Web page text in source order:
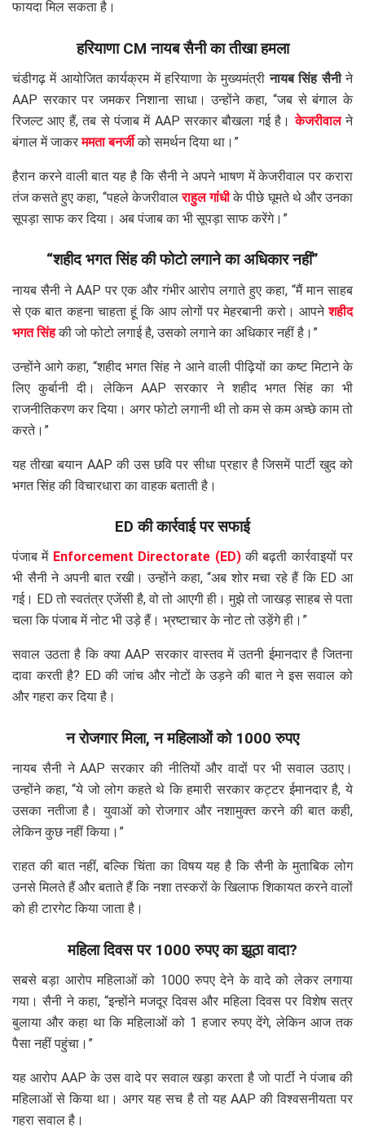
फायदा मिल सकता है।
हरियाणा CM नायब सैनी का तीखा हमला
चंडीगढ़ में आयोजित कार्यक्रम में हरियाणा के मुख्यमंत्रीनायब सिंह सैनीने
AAP सरकार पर जमकर निशाना साधा। उन्होंने कहा, “जब से बंगाल के
रिजल्ट आए हैं, तब से पंजाब में AAP सरकार बौखला गई है।केजरीवालने
बंगाल में जाकरममता बनर्जीको समर्थन दिया था।”
हैरान करने वाली बात यह है कि सैनी ने अपने भाषण में केजरीवाल पर करारा
तंज कसते हुए कहा, “पहले केजरीवालराहुल गांधीके पीछे घूमते थे और उनका
सूपड़ा साफ कर दिया। अब पंजाब का भी सूपड़ा साफ करेंगे।”
“शहीद भगत सिंह की फोटो लगाने का अधिकार नहीं”
नायब सैनी ने AAP पर एक और गंभीर आरोप लगाते हुए कहा, “मैं मान साहब
से एक बात कहना चाहता हूं कि आप लोगों पर मेहरबानी करो। आपनेशहीद
भगत सिंहकी जो फोटो लगाई है, उसको लगाने का अधिकार नहीं है।”
उन्होंने आगे कहा, “शहीद भगत सिंह ने आने वाली पीढ़ियों का कष्ट मिटाने के
लिए कुर्बानी दी। लेकिन AAP सरकार ने शहीद भगत सिंह का भी
राजनीतिकरण कर दिया। अगर फोटो लगानी थी तो कम से कम अच्छे काम तो
करते।”
यह तीखा बयान AAP की उस छवि पर सीधा प्रहार है जिसमें पार्टी खुद को
भगत सिंह की विचारधारा का वाहक बताती है।
ED की कार्रवाई पर सफाई
पंजाब में Enforcement Directorate (ED)की बढ़ती कार्रवाइयों पर
भी सैनी ने अपनी बात रखी। उन्होंने कहा, “अब शोर मचा रहे हैं कि ED आ
गई। ED तो स्वतंत्र एजेंसी है, वो तो आएगी ही। मुझे तो जाखड़ साहब से पता
चला कि पंजाब में नोट भी उड़े हैं। भ्रष्टाचार के नोट तो उड़ेंगे ही।”
सवाल उठता है कि क्या AAP सरकार वास्तव में उतनी ईमानदार है जितना
दावा करती है? ED की जांच और नोटों के उड़ने की बात ने इस सवाल को
और गहरा कर दिया है।
न रोजगार मिला, न महिलाओं को 1000 रुपए
नायब सैनी ने AAP सरकार की नीतियों और वादों पर भी सवाल उठाए।
उन्होंने कहा, “ये जो लोग कहते थे कि हमारी सरकार कट्टर ईमानदार है, ये
उसका नतीजा है। युवाओं को रोजगार और नशामुक्त करने की बात कही,
लेकिन कुछ नहीं किया।”
राहत की बात नहीं, बल्कि चिंता का विषय यह है कि सैनी के मुताबिक लोग
उनसे मिलते हैं और बताते हैं कि नशा तस्करों के खिलाफ शिकायत करने वालों
को ही टारगेट किया जाता है।
महिला दिवस पर 1000 रुपए का झूठा वादा?
सबसे बड़ा आरोप महिलाओं को 1000 रुपए देने के वादे को लेकर लगाया
गया। सैनी ने कहा, “इन्होंने मजदूर दिवस और महिला दिवस पर विशेष सत्र
बुलाया और कहा था कि महिलाओं को 1 हजार रुपए देंगे, लेकिन आज तक
पैसा नहीं पहुंचा।”
यह आरोप AAP के उस वादे पर सवाल खड़ा करता है जो पार्टी ने पंजाब की
महिलाओं से किया था। अगर यह सच है तो यह AAP की विश्वसनीयता पर
गहरा सवाल है।